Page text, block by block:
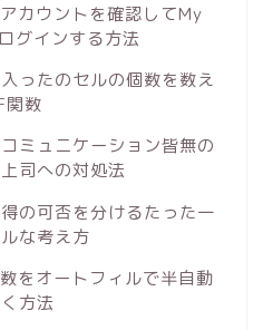
カウントを確認してMy
グインする方法
ったのセルの個数を数え
関数
ミュニケーション皆無の
司への対処法
の可否を分けるたった一
な考え方
をオートフィルで半自動
方法